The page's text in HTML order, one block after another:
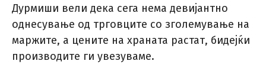
Дурмиши вели дека сега нема девијантно
однесување од трговците со зголемување на
маржите, а цените на храната растат, бидејќи
производите ги увезуваме.